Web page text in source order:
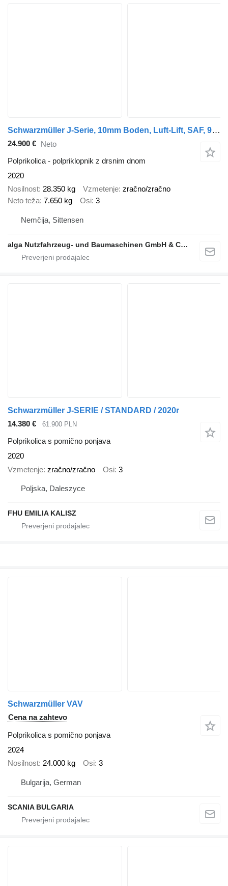
Schwarzmüller J-Serie, 10mm Boden, Luft-Lift, SAF, 92m³
24.900 € Neto
Polprikolica - polpriklopnik z drsnim dnom
2020
Nosilnost 28.350 kg Vzmetenje zračno/zračno
Neto teža 7.650 kg Osi 3
Nemčija, Sittensen
alga Nutzfahrzeug- und Baumaschinen GmbH & Co. KG
Schwarzmüller J-SERIE / STANDARD / 2020r
14.380 €
61.900 PLN
Polprikolica s pomično ponjava
2020
Vzmetenje zračno/zračno Osi 3
Poljska, Daleszyce
FHU EMILIA KALISZ
Schwarzmüller VAV
Cena na zahtevo
Polprikolica s pomično ponjava
2024
Nosilnost 24.000 kg Osi 3
Bulgarija, German
SCANIA BULGARIA